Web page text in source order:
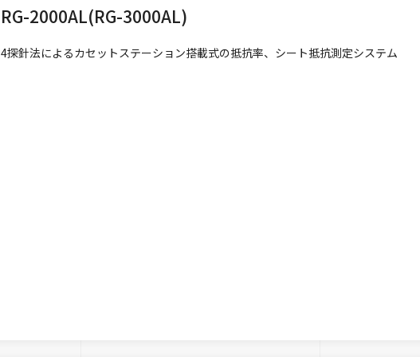
RG-2000AL(RG-3000AL)
4探針法によるカセットステーション搭載式の抵抗率、シート抵抗測定システム